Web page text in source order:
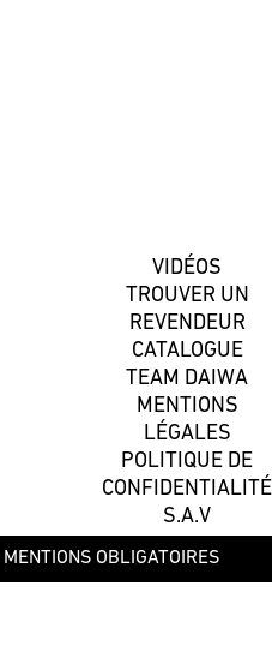
VIDÉOS
TROUVER UN
REVENDEUR
CATALOGUE
TEAM DAIWA
MENTIONS
LÉGALES
POLITIQUE DE
CONFIDENTIALITÉ
S.A.V
MENTIONS OBLIGATOIRES